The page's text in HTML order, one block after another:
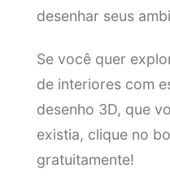
desenhar seus
Se você quer
de interiores com
desenho 3D, que
existia, clique no
gratuitamente!